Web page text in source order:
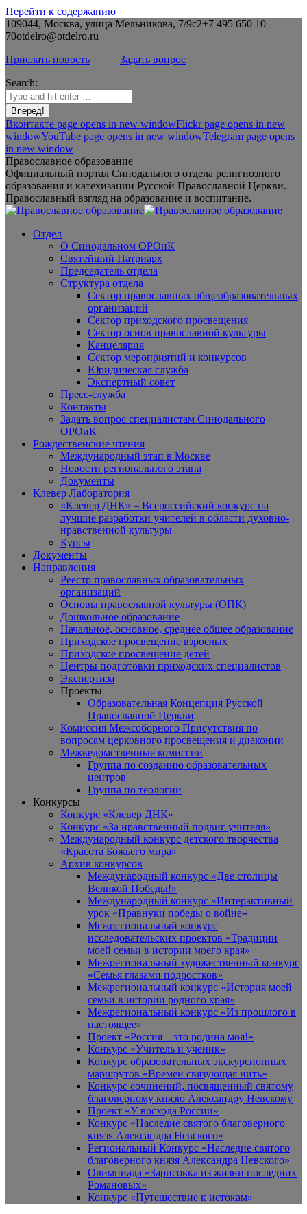
Перейти к содержанию
109044, Москва, улица Мельникова, 7/9с2+7 495 650 10
70otdelro@otdelro.ru
Прислать новость
Задать вопрос
Search:
Вконтакте page opens in new windowFlickr page opens in new
windowYouTube page opens in new windowTelegram page opens
in new window
Православное образование
Официальный портал Синодального отдела религиозного
образования и катехизации Русской Православной Церкви.
Православный взгляд на образование и воспитание.
Отдел
О Синодальном ОРОиК
Святейший Патриарх
Председатель отдела
Структура отдела
Сектор православных общеобразовательных
организаций
Сектор приходского просвещения
Сектор основ православной культуры
Канцелярия
Сектор мероприятий и конкурсов
Юридическая служба
Экспертный совет
Пресс-служба
Контакты
Задать вопрос специалистам Синодального
ОРОиК
Рождественские чтения
Международный этап в Москве
Новости регионального этапа
Документы
Клевер Лаборатория
«Клевер ДНК» – Всероссийский конкурс на
лучшие разработки учителей в области духовно-
нравственной культуры
Курсы
Документы
Направления
Реестр православных образовательных
организаций
Основы православной культуры (ОПК)
Дошкольное образование
Начальное, основное, среднее общее образование
Приходское просвещение взрослых
Приходское просвещение детей
Центры подготовки приходских специалистов
Экспертиза
Проекты
Образовательная Концепция Русской
Православной Церкви
Комиссия Межсоборного Присутствия по
вопросам церковного просвещения и диаконии
Межведомственные комиссии
Группа по созданию образовательных
центров
Группа по теологии
Конкурсы
Конкурс «Клевер ДНК»
Конкурс «За нравственный подвиг учителя»
Международный конкурс детского творчества
«Красота Божьего мира»
Архив конкурсов
Международный конкурс «Две столицы
Великой Победы!»
Международный конкурс «Интерактивный
урок «Правнуки победы о войне»
Межрегиональный конкурс
исследовательских проектов «Традиции
моей семьи в истории моего края»
Межрегиональный художественный конкурс
«Семья глазами подростков»
Межрегиональный конкурс «История моей
семьи в истории родного края»
Межрегиональный конкурс «Из прошлого в
настоящее»
Проект «Россия – это родина моя!»
Конкурс «Учитель и ученик»
Конкурс образовательных экскурсионных
маршрутов «Времен связующая нить»
Конкурс сочинений, посвященный святому
благоверному князю Александру Невскому
Проект «У восхода России»
Конкурс «Наследие святого благоверного
князя Александра Невского»
Региональный Конкурс «Наследие святого
благоверного князя Александра Невского»
Олимпиада «Зарисовка из жизни последних
Романовых»
Конкурс «Путешествие к истокам»